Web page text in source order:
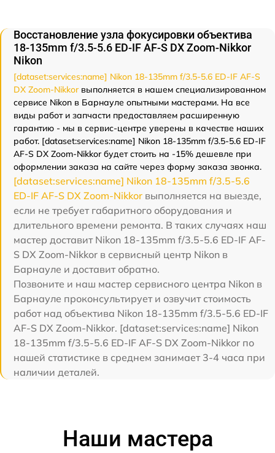
Восстановление узла фокусировки объектива
18-135mm f/3.5-5.6 ED-IF AF-S DX Zoom-Nikkor
Nikon
[dataset:services:name] Nikon 18-135mm f/3.5-5.6 ED-IF AF-S
DX Zoom-Nikkorвыполняется в нашем специализированном
сервисе Nikon в Барнауле опытными мастерами. На все
виды работ и запчасти предоставляем расширенную
гарантию - мы в сервис-центре уверены в качестве наших
работ. [dataset:services:name] Nikon 18-135mm f/3.5-5.6 ED-IF
AF-S DX Zoom-Nikkor будет стоить на -15% дешевле при
оформлении заказа на сайте через форму заказа звонка.
[dataset:services:name] Nikon 18-135mm f/3.5-5.6
ED-IF AF-S DX Zoom-Nikkor выполняется на выезде,
если не требует габаритного оборудования и
длительного времени ремонта. В таких случаях наш
мастер доставит Nikon 18-135mm f/3.5-5.6 ED-IF AF-
S DX Zoom-Nikkor в сервисный центр Nikon в
Барнауле и доставит обратно.
Позвоните и наш мастер сервисного центра Nikon в
Барнауле проконсультирует и озвучит стоимость
работ над объектива Nikon 18-135mm f/3.5-5.6 ED-IF
AF-S DX Zoom-Nikkor. [dataset:services:name] Nikon
18-135mm f/3.5-5.6 ED-IF AF-S DX Zoom-Nikkor по
нашей статистике в среднем занимает 3-4 часа при
наличии деталей.
Наши мастера